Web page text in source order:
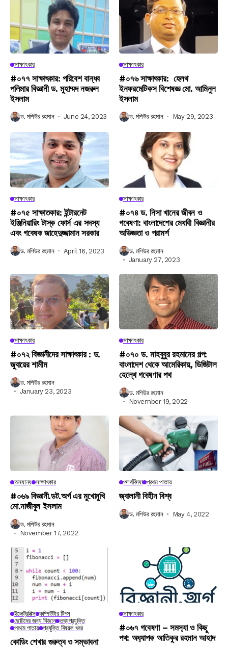
সাক্ষাৎকার
#০৭৭ সাক্ষাৎকার: পরিবেশ বান্ধব
পলিমার বিজ্ঞানী ড. মুহাম্মদ নজরুল
ইসলাম
ড. মশিউর রহমান June 24, 2023
সাক্ষাৎকার
#০৭৬ সাক্ষাৎকার: হেলথ
ইনফরমেটিকস বিশেষজ্ঞ মো. আমিনুল
ইসলাম
ড. মশিউর রহমান May 29, 2023
সাক্ষাৎকার
#০৭৫ সাক্ষাতকার: ইন্টারনেট
ইঞ্জিনিয়ারিং টাস্ক ফোর্স এর সদস্য
এবং গবেষক জাহেদুজ্জামান সরকার
ড. মশিউর রহমান April 16, 2023
সাক্ষাৎকার
#০৭৪ ড. নিসা খানের জীবন ও
গবেষণা: বাংলাদেশের মেধাবী বিজ্ঞানীর
অভিজ্ঞতা ও পরামর্শ
ড. মশিউর রহমান
January 27, 2023
সাক্ষাৎকার
#০৭২ বিজ্ঞানীদের সাক্ষাৎকার : ড.
জুবায়ের শামীম
ড. মশিউর রহমান
January 23, 2023
সাক্ষাৎকার
#০৭০ ড. মাহবুবুর রহমানের গল্প:
বাংলাদেশ থেকে আমেরিকায়, ডিজিটাল
হেল্থে গবেষণার পথ
ড. মশিউর রহমান
November 19, 2022
অন্যান্য সাক্ষাৎকার
#০৬৯ বিজ্ঞানী.ডট.অর্গ এর মুখোমুখি
মো.নাজীবুল ইসলাম
ড. মশিউর রহমান
November 17, 2022
পদার্থবিদ্যা প্রথম পাতায়
জ্বালানী বিহীন বিশ্ব
ড. মশিউর রহমান May 4, 2022
ইলেক্ট্রনিক্স কম্পিউটার টিপস
ছোটদের জন্য বিজ্ঞান তথ্যপ্রযুক্তি
প্রথম পাতায় প্রযুক্তি বিষয়ক খবর
কোডিং শেখার গুরুত্ব ও সম্ভাবনা
সাক্ষাৎকার
#০৬৭ গবেষণা – সমস‍্যা ও কিছু
পথ: অধ‍্যাপক আতিকুর রহমান আহাদ